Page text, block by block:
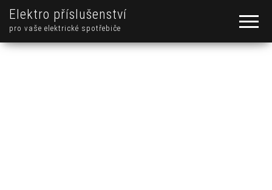
Elektro příslušenství
pro vaše elektrické spotřebiče